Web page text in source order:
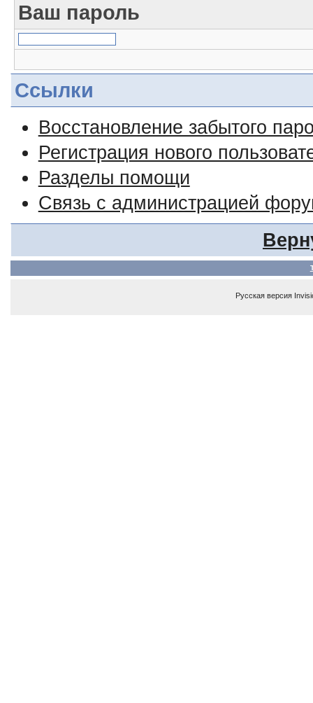
Ваш пароль
Ссылки
Восстановление забытого
Регистрация нового
Разделы помощи
Связь с администрацией
Русская версия